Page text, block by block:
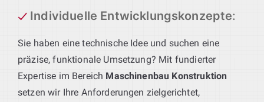
Individuelle Entwicklungskonzepte:
Sie haben eine technische Idee und suchen eine
präzise, funktionale Umsetzung? Mit fundierter
Expertise im Bereich Maschinenbau Konstruktion
setzen wir Ihre Anforderungen zielgerichtet,